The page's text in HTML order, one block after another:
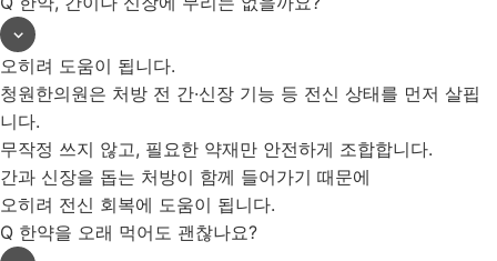
오히려 도움이 됩니다.
청원한의원은 처방 전 간·신장 기능 등 전신 상태를 먼저 살핍
니다.
무작정 쓰지 않고, 필요한 약재만 안전하게 조합합니다.
간과 신장을 돕는 처방이 함께 들어가기 때문에
오히려 전신 회복에 도움이 됩니다.
Q 한약을 오래 먹어도 괜찮나요?